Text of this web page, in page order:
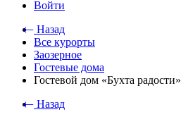
Войти
⃪ Назад
Все курорты
Заозерное
Гостевые дома
Гостевой дом «Бухта радости»
⃪ Назад